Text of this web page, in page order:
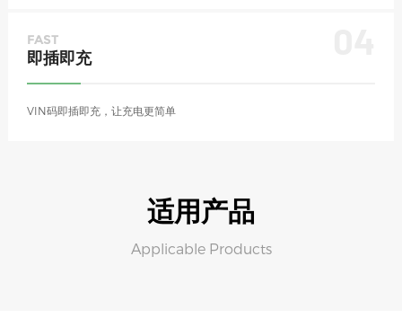
FAST
即插即充
VIN码即插即充，让充电更简单
适用产品
Applicable Products